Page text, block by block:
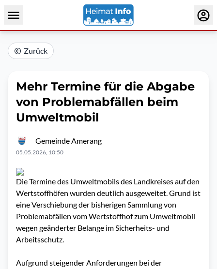
Zurück
Mehr Termine für die Abgabe
von Problemabfällen beim
Umweltmobil
Gemeinde Amerang
05.05.2026, 10:50
Die Termine des Umweltmobils des Landkreises auf den
Wertstoffhöfen wurden deutlich ausgeweitet. Grund ist
eine Verschiebung der bisherigen Sammlung von
Problemabfällen vom Wertstoffhof zum Umweltmobil
wegen geänderter Belange im Sicherheits- und
Arbeitsschutz.
Aufgrund steigender Anforderungen bei der